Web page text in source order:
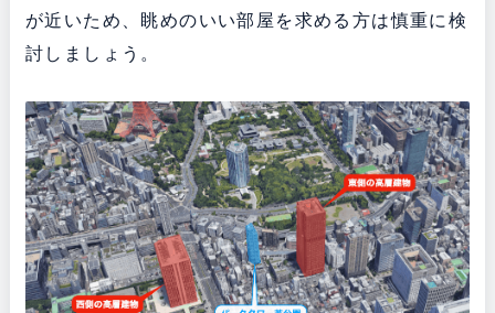
が近いため、眺めのいい部屋を求める方は慎重に検
討しましょう。